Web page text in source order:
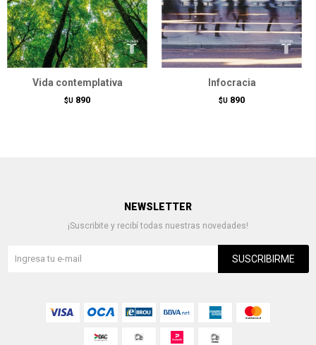
Vida contemplativa
$U 890
Infocracia
$U 890
NEWSLETTER
¡Suscribite y recibí todas nuestras novedades!
SUSCRIBIRME